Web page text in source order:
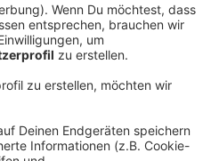
40 (!)
der Düsseldorfer
jeweils ein Stück
11:37